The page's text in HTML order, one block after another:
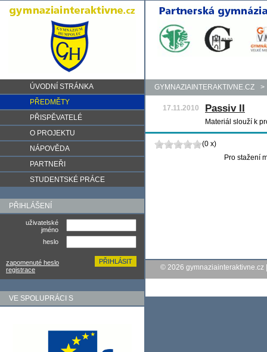
ÚVODNÍ STRÁNKA
PŘEDMĚTY
PŘISPĚVATELÉ
O PROJEKTU
NÁPOVĚDA
PARTNEŘI
STUDENTSKÉ PRÁCE
PŘIHLÁŠENÍ
uživatelské
jméno
heslo
zapomenuté heslo
registrace
VE SPOLUPRÁCI S
GYMNAZIAINTERAKTIVNE.CZ >
17.11.2010 Passiv II
Materiál slouží k
(0 x)
Pro stažení
© 2026 gymnaziainteraktivne.cz